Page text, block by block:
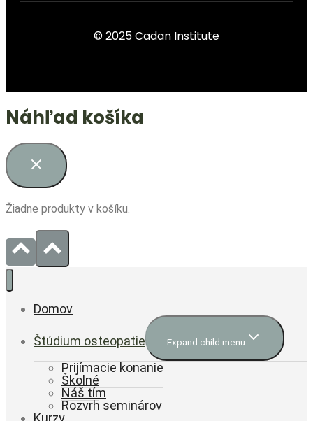
© 2025 Cadan Institute
Náhľad košíka
Žiadne produkty v košíku.
Domov
Štúdium osteopatie Expand child menu
Prijímacie konanie
Školné
Náš tím
Rozvrh seminárov
Kurzy